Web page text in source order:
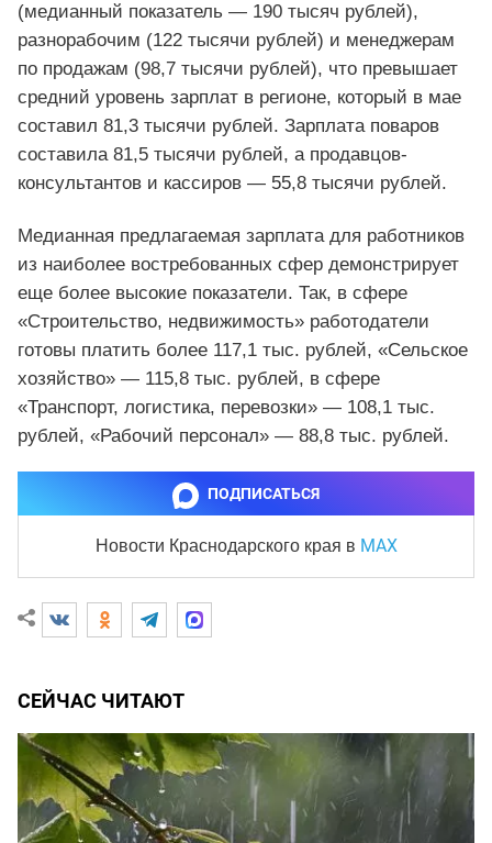
(медианный показатель — 190 тысяч рублей),
разнорабочим (122 тысячи рублей) и менеджерам
по продажам (98,7 тысячи рублей), что превышает
средний уровень зарплат в регионе, который в мае
составил 81,3 тысячи рублей. Зарплата поваров
составила 81,5 тысячи рублей, а продавцов-
консультантов и кассиров — 55,8 тысячи рублей.
Медианная предлагаемая зарплата для работников
из наиболее востребованных сфер демонстрирует
еще более высокие показатели. Так, в сфере
«Строительство, недвижимость» работодатели
готовы платить более 117,1 тыс. рублей, «Сельское
хозяйство» — 115,8 тыс. рублей, в сфере
«Транспорт, логистика, перевозки» — 108,1 тыс.
рублей, «Рабочий персонал» — 88,8 тыс. рублей.
ПОДПИСАТЬСЯ
Новости Краснодарского края в MAX
СЕЙЧАС ЧИТАЮТ